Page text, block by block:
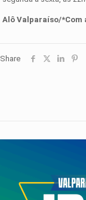
Alô Valparaíso/*Com
Share